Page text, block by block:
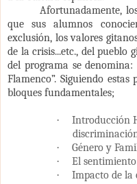
Afortunadamente,
que sus alumnos
exclusión, los valores
de la crisis...etc., del pueblo
del programa se
Flamenco”. Siguiendo
bloques fundamentales;
·
Introducción
· Género y
· El
· Impacto de la